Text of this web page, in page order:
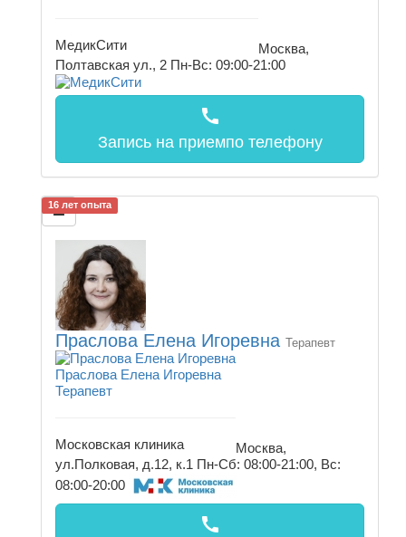
МедикСити
Москва,
Полтавская ул., 2 Пн-Вс: 09:00-21:00
call
Запись на приемпо телефону
16 лет опыта
Праслова Елена Игоревна Терапевт
Праслова Елена Игоревна
Терапевт
Московская клиника
Москва,
ул.Полковая, д.12, к.1 Пн-Сб: 08:00-21:00, Вс:
08:00-20:00
call